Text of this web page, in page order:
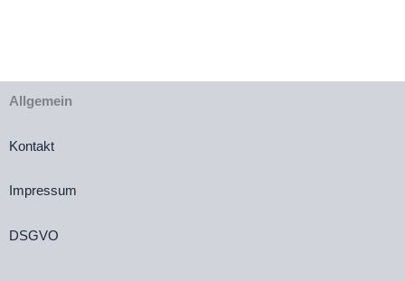
Allgemein
Kontakt
Impressum
DSGVO